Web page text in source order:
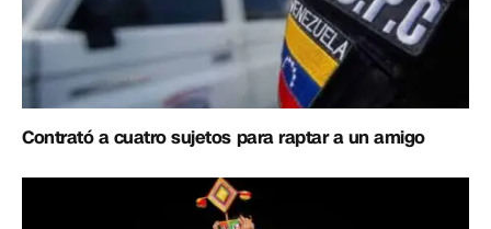
Contrató a cuatro sujetos para raptar a un amigo